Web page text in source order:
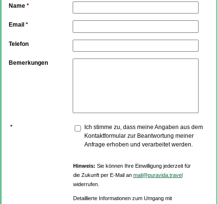
Name *
Email *
Telefon
Bemerkungen
*
Ich stimme zu, dass meine Angaben aus dem
Kontaktformular zur Beantwortung meiner
Anfrage erhoben und verarbeitet werden.
Hinweis: Sie können Ihre Einwilligung jederzeit für
die Zukunft per E-Mail an mail@puravida.travel
widerrufen.
Detaillierte Informationen zum Umgang mit